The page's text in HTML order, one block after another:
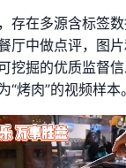
存在多源含标签
厅中做点评，图
挖掘的优质监督
烤肉”的视频样本。